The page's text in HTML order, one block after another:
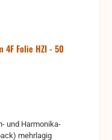
4F Folie HZI - 50
und Harmonika-